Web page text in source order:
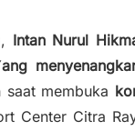
Intan Nurul
ang
membuka
Center Citra